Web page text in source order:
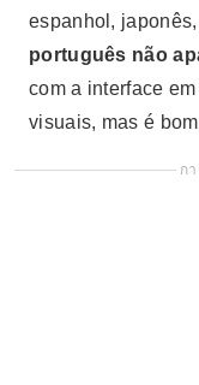
espanhol,
português não
com a interface
visuais, mas é
ก